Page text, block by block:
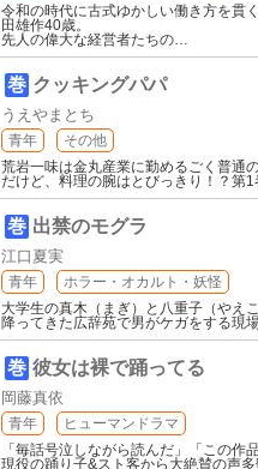
令和の時代に古式ゆかしい働き方を貫
田雄作40歳。
先人の偉大な経営者たちの
巻 クッキングパパ
うえやまとち
青年
その他
荒岩一味は金丸産業に勤めるごく普通
だけど、料理の腕はとびっきり！？第1
巻 出禁のモグラ
江口夏実
青年
ホラー・オカルト・妖怪
大学生の真木（まぎ）と八重子（やえ
降ってきた広辞苑で男がケガをする現
巻 彼女は裸で踊ってる
岡藤真依
青年
ヒューマンドラマ
「毎話号泣しながら読んだ」「この作
現役の踊り子&スト客から大絶賛の声